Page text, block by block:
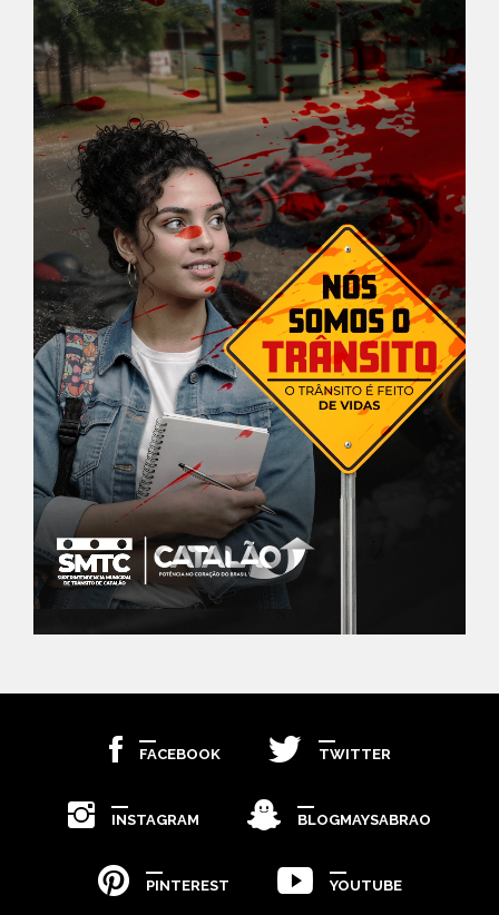
FACEBOOK TWITTER
INSTAGRAM BLOGMAYSABRAO
PINTEREST YOUTUBE